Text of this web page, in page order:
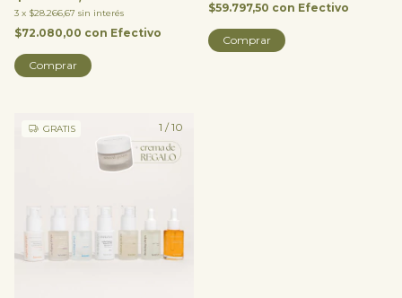
3 x $28.266,67 sin interés
$72.080,00 con Efectivo
$59.797,50 con Efectivo
Comprar
1 /10
GRATIS